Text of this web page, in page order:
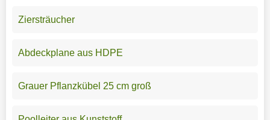
Ziersträucher
Abdeckplane aus HDPE
Grauer Pflanzkübel 25 cm groß